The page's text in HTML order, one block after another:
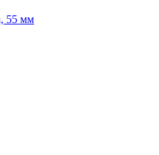
55 мм